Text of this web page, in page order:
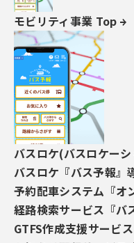
モビリティ事業 Top
バスロケ(バスロケーシ
バスロケ『バス予報』
予約配車システム『オ
経路検索サービス『バ
GTFS作成支援サービ
小刀稱
得意領域
SharePoint
技術
Power Platformや
ドバイス・教育まで幅